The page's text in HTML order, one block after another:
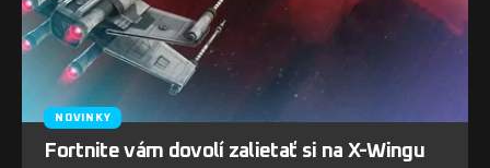
NOVINKY
Fortnite vám dovolí zalietať si na X-Wingu